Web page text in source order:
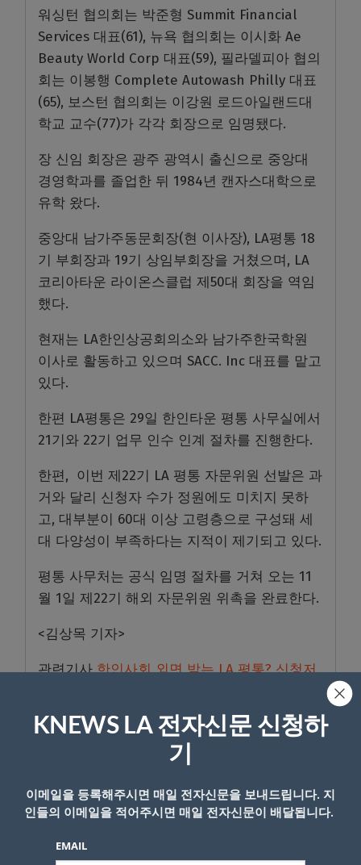
워싱턴 협의회는 박준형 Summit Financial
Services 대표(61), 뉴욕 협의회는 이시화 Ae
Beauty World Corp 대표(59), 필라델피아 협의
회는 이봉행 Complete Autowash Philly 대표
(65), 보스턴 협의회는 이강원 로드아일랜드대
학교 교수(77)가 각각 회장으로 임명됐다.
장 신임 회장은 광주 광역시 출신으로 중앙대
경영학과를 졸업한 뒤 1984년 캔자스대학으로
유학 왔다.
중앙대 남가주동문회장(현 이사장), LA평통 18
기 부회장과 19기 상임부회장을 거쳤으며, LA
코리아타운 라이온스클럽 제50대 회장을 역임
했다.
현재는 LA한인상공회의소와 남가주한국학원
이사로 활동하고 있으며 SACC. Inc 대표를 맡고
있다.
한편 LA평통은 29일 한인타운 평통 사무실에서
21기와 22기 업무 인수 인계 절차를 진행한다.
한편, 이번 제22기 LA 평통 자문위원 선발은 과
거와 달리 신청자 수가 정원에도 미치지 못하
고, 대부분이 60대 이상 고령층으로 구성돼 세
대 다양성이 부족하다는 지적이 제기되고 있다.
평통 사무처는 공식 임명 절차를 거쳐 오는 11
월 1일 제22기 해외 자문위원 위촉을 완료한다.
<김상목 기자>
관련기사한인사회 외면 받는 LA 평통? 신청저
- Copyright © KNEWSLA.COM, 무단 전재 및 재배포 금지
KNEWS LA 전자신문 신청하
기
이메일을 등록해주시면 매일 전자신문을 보내드립니다. 지
인들의 이메일을 적어주시면 매일 전자신문이 배달됩니다.
EMAIL